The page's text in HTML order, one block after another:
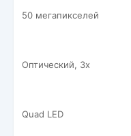
50 мегапикселей
Оптический, 3x
Quad LED